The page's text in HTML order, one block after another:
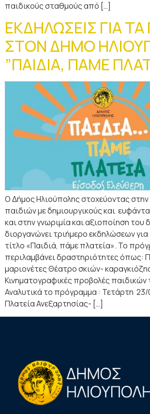
παιδικούς σταθμούς από […]
ΕΚΔΗΛΩΣΕΙΣ ΓΙΑ ΤΑ
ΣΤΟΝ ΔΗΜΟ
”ΠΑΙΔΙΑ, ΠΑΜΕ
Ο Δήμος Ηλιούπολης στοχεύοντας
παιδιών με δημιουργικούς και
και στην γνωριμία και αξιοποίηση του
διοργανώνει τριήμερο εκδηλώσεων για
τίτλο «Παιδιά, πάμε πλατεία». Το
περιλαμβάνει δραστηριότητες όπως:
μαριονέτες Θέατρο σκιών-
Κινηματογραφικές προβολές παιδικών
Αναλυτικά το πρόγραμμα : Τετάρτη 23/
Πλατεία Ανεξαρτησίας- […]